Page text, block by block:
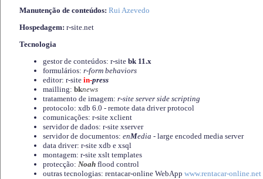
Manutenção de conteúdos: Rui Azevedo
Hospedagem: r-site.net
Tecnologia
gestor de conteúdos: r-site bk 11.x
formulários: r-form behaviors
editor: r-site in-press
mailling: bknews
tratamento de imagem: r-site server side scripting
protocolo: xdb 6.0 - remote data driver protocol
comunicações: r-site xclient
servidor de dados: r-site xserver
servidor de documentos: enMedia - large encoded media server
data driver: r-site xdb e xsql
montagem: r-site xslt templates
protecção: Noah flood control
outras tecnologias: rentacar-online WebApp www.rentacar-online.net